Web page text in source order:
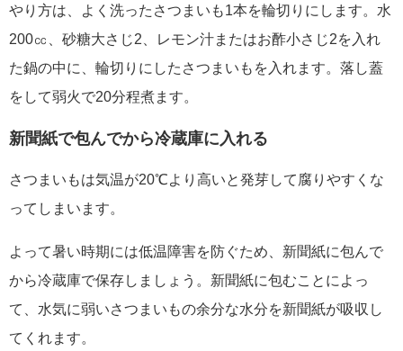
やり方は、よく洗ったさつまいも1本を輪切りにします。水
200㏄、砂糖大さじ2、レモン汁またはお酢小さじ2を入れ
た鍋の中に、輪切りにしたさつまいもを入れます。落し蓋
をして弱火で20分程煮ます。
新聞紙で包んでから冷蔵庫に入れる
さつまいもは気温が20℃より高いと発芽して腐りやすくな
ってしまいます。
よって暑い時期には低温障害を防ぐため、新聞紙に包んで
から冷蔵庫で保存しましょう。新聞紙に包むことによっ
て、水気に弱いさつまいもの余分な水分を新聞紙が吸収し
てくれます。